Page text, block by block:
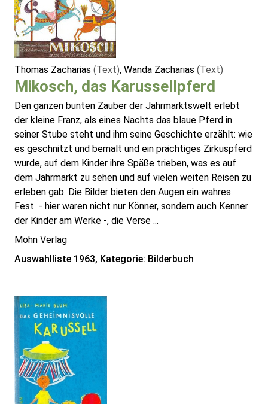
Thomas Zacharias (Text), Wanda Zacharias (Text)
Mikosch, das Karussellpferd
Den ganzen bunten Zauber der Jahrmarktswelt erlebt
der kleine Franz, als eines Nachts das blaue Pferd in
seiner Stube steht und ihm seine Geschichte erzählt: wie
es geschnitzt und bemalt und ein prächtiges Zirkuspferd
wurde, auf dem Kinder ihre Späße trieben, was es auf
dem Jahrmarkt zu sehen und auf vielen weiten Reisen zu
erleben gab. Die Bilder bieten den Augen ein wahres
Fest - hier waren nicht nur Könner, sondern auch Kenner
der Kinder am Werke -, die Verse ...
Mohn Verlag
Auswahlliste 1963, Kategorie: Bilderbuch